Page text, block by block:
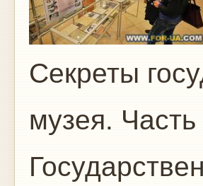
Секреты
музея. Часть